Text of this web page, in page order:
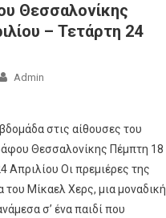
Θεσσαλονίκης
– Τετάρτη 24
Admin
στις αίθουσες του
Θεσσαλονίκης Πέμπτη 18
Απριλίου Οι πρεμιέρες της
Μίκαελ Χερς, μια μοναδική
σ’ ένα παιδί που